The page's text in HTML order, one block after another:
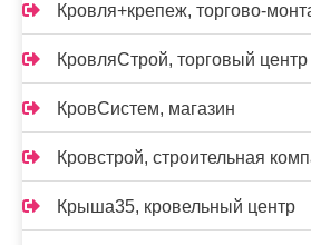
Кровля+крепеж, торгово-
КровляСтрой, торговый центр
КровСистем, магазин
Кровстрой, строительная
Крыша35, кровельный центр